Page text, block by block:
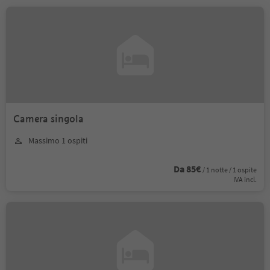
Camera singola
Massimo 1 ospiti
Da 85€ / 1 notte / 1 ospite
IVA incl.